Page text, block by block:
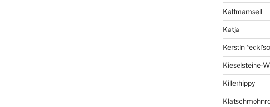
Kaltmamsell
Katja
Kerstin
Kieselsteine-
Killerhippy